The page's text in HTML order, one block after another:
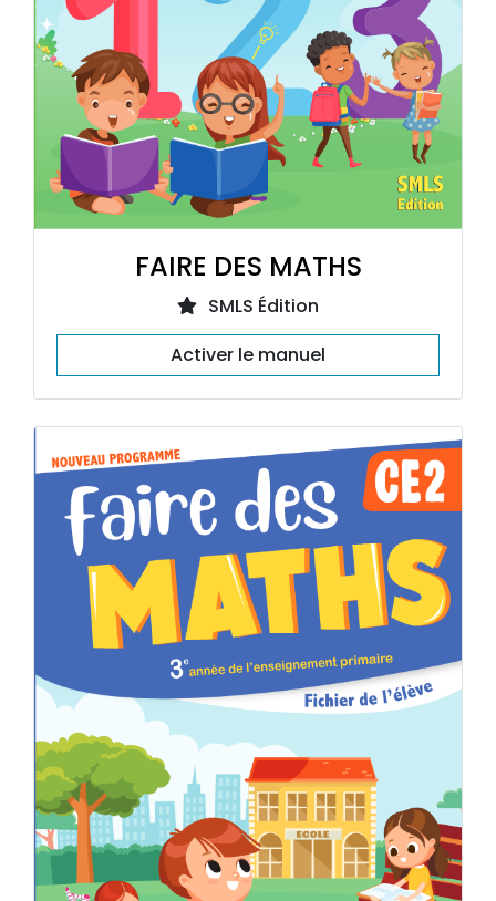
FAIRE DES MATHS
SMLS Édition
Activer le manuel